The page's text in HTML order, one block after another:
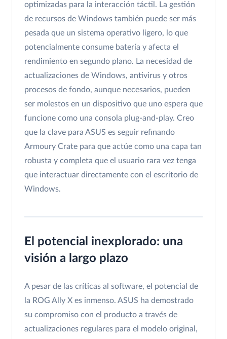
optimizadas para la interacción táctil. La gestión
de recursos de Windows también puede ser más
pesada que un sistema operativo ligero, lo que
potencialmente consume batería y afecta el
rendimiento en segundo plano. La necesidad de
actualizaciones de Windows, antivirus y otros
procesos de fondo, aunque necesarios, pueden
ser molestos en un dispositivo que uno espera que
funcione como una consola plug-and-play. Creo
que la clave para ASUS es seguir refinando
Armoury Crate para que actúe como una capa tan
robusta y completa que el usuario rara vez tenga
que interactuar directamente con el escritorio de
Windows.
El potencial inexplorado: una
visión a largo plazo
A pesar de las críticas al software, el potencial de
la ROG Ally X es inmenso. ASUS ha demostrado
su compromiso con el producto a través de
actualizaciones regulares para el modelo original,